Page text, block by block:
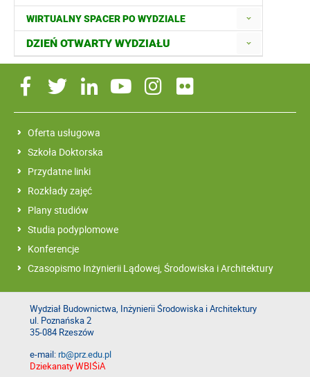
WIRTUALNY SPACER PO WYDZIALE
DZIEŃ OTWARTY WYDZIAŁU
Oferta usługowa
Szkoła Doktorska
Przydatne linki
Rozkłady zajęć
Plany studiów
Studia podyplomowe
Konferencje
Czasopismo Inżynierii Lądowej, Środowiska i Architektury
Wydział Budownictwa, Inżynierii Środowiska i Architektury
ul. Poznańska 2
35-084 Rzeszów
e-mail:rb@prz.edu.pl
Dziekanaty WBIŚiA